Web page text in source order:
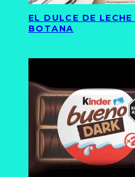
EL DULCE DE
BOTANA